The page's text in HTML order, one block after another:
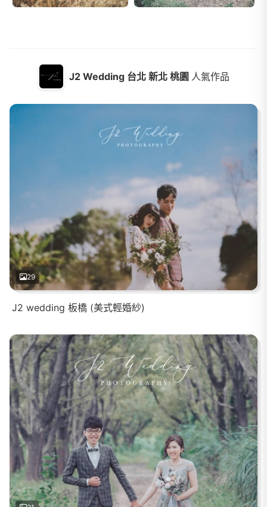
J2 Wedding 台北 新北 桃園 人氣作品
29
J2 wedding 板橋 (美式輕婚紗)